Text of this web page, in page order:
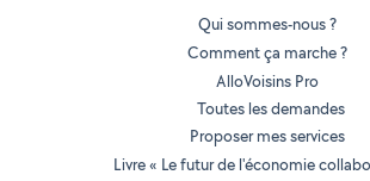
Qui sommes-nous ?
Comment ça marche ?
AlloVoisins Pro
Toutes les demandes
Proposer mes services
Livre « Le futur de l'économie